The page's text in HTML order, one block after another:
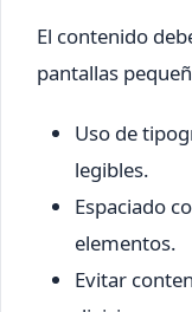
El contenido
pantallas
Uso de
legibles.
Espaciado
elementos.
Evitar